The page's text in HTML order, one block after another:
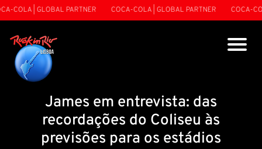
COLA | GLOBAL PARTNER COCA-COLA | GLOBAL PARTNER COCA-
James em entrevista: das
recordações do Coliseu às
previsões para os estádios